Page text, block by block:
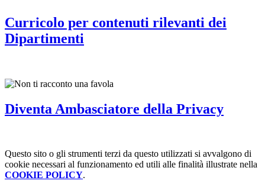
Curricolo per contenuti rilevanti dei
Dipartimenti
Diventa Ambasciatore della Privacy
Questo sito o gli strumenti terzi da questo utilizzati si avvalgono di
cookie necessari al funzionamento ed utili alle finalità illustrate nella
COOKIE POLICY.